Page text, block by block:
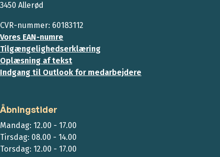
3450 Allerød
CVR-nummer: 60183112
Vores EAN-numre
Tilgængelighedserklæring
Oplæsning af tekst
Indgang til Outlook for medarbejdere
Åbningstider
Mandag: 12.00 - 17.00
Tirsdag: 08.00 - 14.00
Torsdag: 12.00 - 17.00